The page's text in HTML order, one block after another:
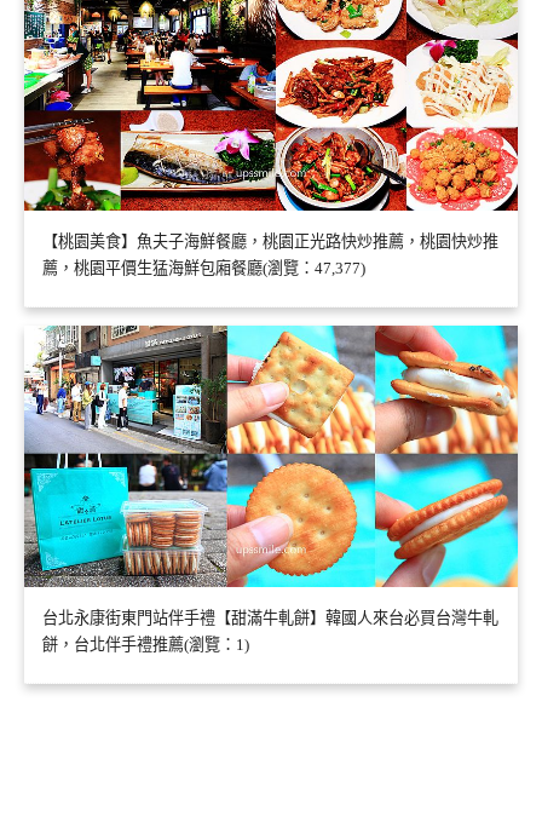
【桃園美食】魚夫子海鮮餐廳，桃園正光路快炒推薦，桃園快炒推
薦，桃園平價生猛海鮮包廂餐廳(瀏覽：47,377)
台北永康街東門站伴手禮【甜滿牛軋餅】韓國人來台必買台灣牛軋
餅，台北伴手禮推薦(瀏覽：1)